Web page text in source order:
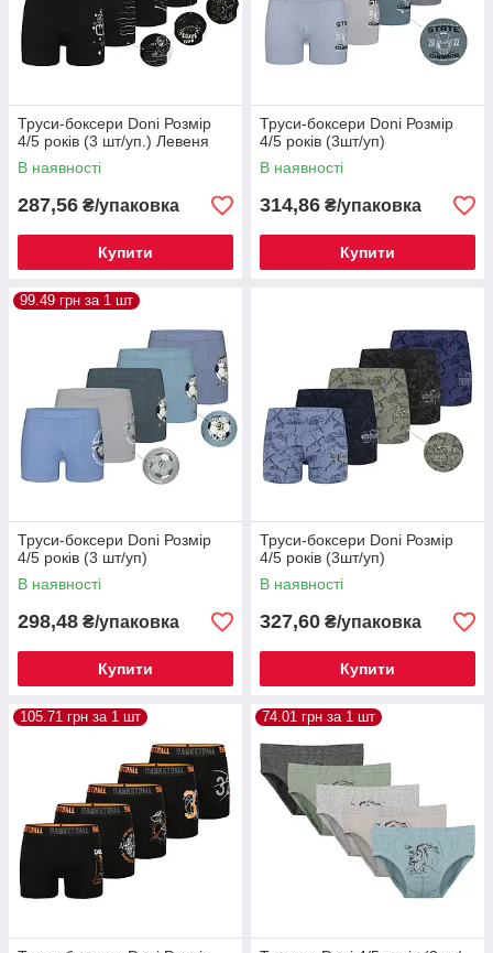
Труси-боксери Donі Розмір
4/5 років (3 шт/уп.) Левеня
В наявності
287,56 ₴/упаковка
Купити
Труси-боксери Donі Розмір
4/5 років (3шт/уп)
В наявності
314,86 ₴/упаковка
Купити
99.49 грн за 1 шт
Труси-боксери Donі Розмір
4/5 років (3 шт/уп)
В наявності
298,48 ₴/упаковка
Купити
Труси-боксери Donі Розмір
4/5 років (3шт/уп)
В наявності
327,60 ₴/упаковка
Купити
105.71 грн за 1 шт 74.01 грн за 1 шт